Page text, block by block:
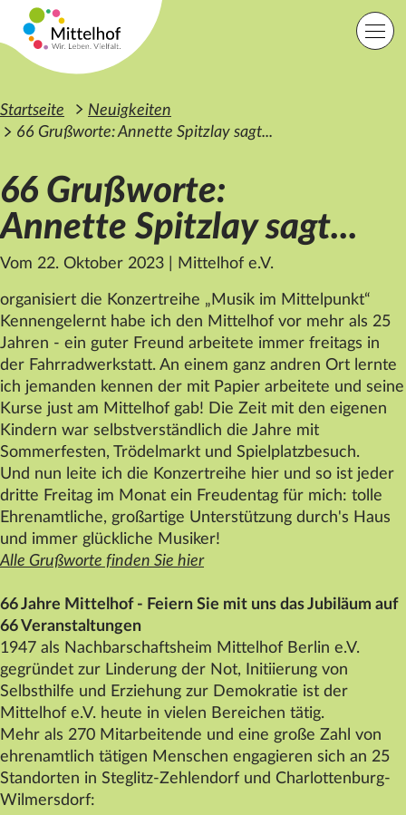
Zum Hauptinhalt der Seite springen
Lage Kontakt
Startseite
Orte
Engagement
Über uns
Karriere
Spenden
Datenschutz
Impressum
Kontakt
Startseite
Neuigkeiten
66 Grußworte: Annette Spitzlay sagt...
66 Grußworte:
Annette Spitzlay sagt...
Vom 22. Oktober 2023 Mittelhof e.V.
organisiert die Konzertreihe „Musik im Mittelpunkt“
Kennengelernt habe ich den Mittelhof vor mehr als 25
Jahren - ein guter Freund arbeitete immer freitags in
der Fahrradwerkstatt. An einem ganz andren Ort lernte
ich jemanden kennen der mit Papier arbeitete und seine
Kurse just am Mittelhof gab! Die Zeit mit den eigenen
Kindern war selbstverständlich die Jahre mit
Sommerfesten, Trödelmarkt und Spielplatzbesuch.
Und nun leite ich die Konzertreihe hier und so ist jeder
dritte Freitag im Monat ein Freudentag für mich: tolle
Ehrenamtliche, großartige Unterstützung durch's Haus
und immer glückliche Musiker!
Alle Grußworte finden Sie hier
66 Jahre Mittelhof- Feiern Sie mit uns das Jubiläum auf
66 Veranstaltungen
1947 als Nachbarschaftsheim Mittelhof Berlin e.V.
gegründet zur Linderung der Not, Initiierung von
Selbsthilfe und Erziehung zur Demokratie ist der
Mittelhof e.V. heute in vielen Bereichen tätig.
Mehr als 270 Mitarbeitende und eine große Zahl von
ehrenamtlich tätigen Menschen engagieren sich an 25
Standorten in Steglitz-Zehlendorf und Charlottenburg-
Wilmersdorf: